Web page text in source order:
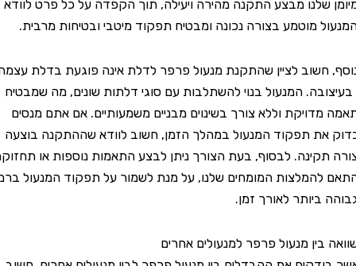
שלנו מבצע התקנה מהירה ויעילה, תוך הקפדה על כל פרט לוודא
מוטמע בצורה נכונה ומבטיח תפקוד מיטבי ובטיחות מרבית.
לציין שהתקנת מנעול פרפר לדלת אינה פוגעת בדלת עצמה
המנעול בנוי להשתלבות עם סוגי דלתות שונים, מה שמבטיח
וללא צורך בשינוים מבניים משמעותיים. אם אתם מנסים
תפקוד המנעול במהלך הזמן, חשוב לוודא שההתקנה בוצעה
לבסוף, בעת הצורך ניתן לבצע התאמות נוספות או תחזוקה
המומחים שלנו, על מנת לשמור על תפקוד המנעול ברמה
לאורך זמן.
מנעול פרפר למנעולים אחרים